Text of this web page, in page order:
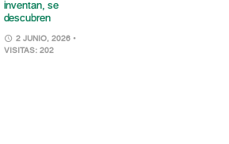
inventan, se
descubren
2 JUNIO, 2026 •
VISITAS: 202